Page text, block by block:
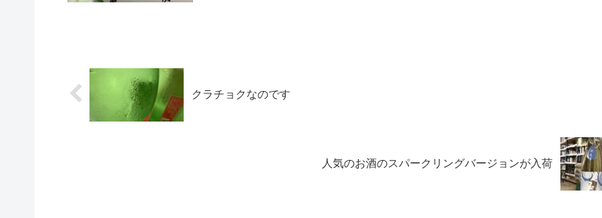
クラチョクなのです
人気のお酒のスパークリングバージョンが入荷